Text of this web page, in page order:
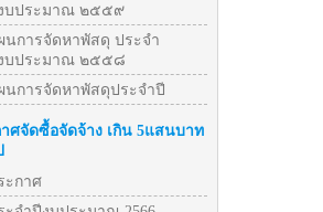
บประมาณ ๒๕๕๙
นการจัดหาพัสดุ ประจำ
บประมาณ ๒๕๕๘
นการจัดหาพัสดุประจำปี
ศจัดซื้อจัดจ้าง เกิน 5แสนบาท
ะกาศ